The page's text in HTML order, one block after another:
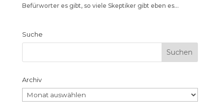
Befürworter es gibt, so viele Skeptiker gibt eben es...
Suche
Archiv
Archiv